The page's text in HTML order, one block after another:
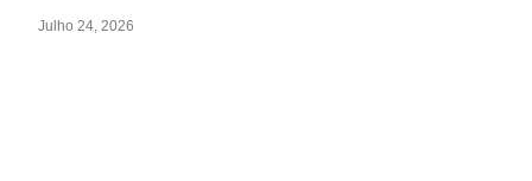
Julho 24, 2026